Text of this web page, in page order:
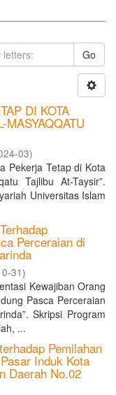
Go
DI KOTA
03)
Pekerja Tetap di Kota
Tajlibu At-Taysir”.
Universitas Islam
Perceraian di
31)
Kewajiban Orang
Pasca Perceraian
Skripsi Program
...
Pemilahan
Induk Kota
Daerah No.02